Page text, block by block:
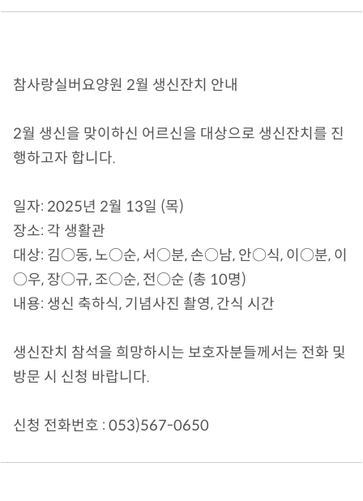
참사랑실버요양원 2월 생신잔치 안내
2월 생신을 맞이하신 어르신을 대상으로 생신잔치를 진
행하고자 합니다.
일자: 2025년 2월 13일 (목)
장소: 각 생활관
대상: 김○동, 노○순, 서○분, 손○남, 안○식, 이○분, 이
○우, 장○규, 조○순, 전○순 (총 10명)
내용: 생신 축하식, 기념사진 촬영, 간식 시간
생신잔치 참석을 희망하시는 보호자분들께서는 전화 및
방문 시 신청 바랍니다.
신청 전화번호 : 053)567-0650